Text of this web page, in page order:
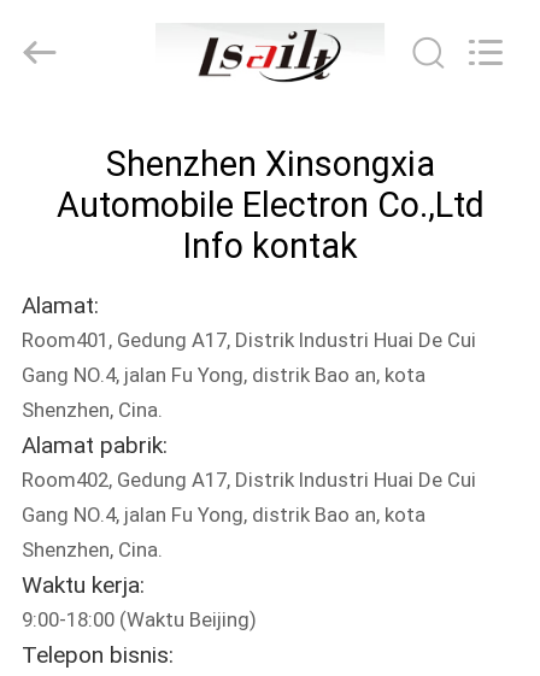
PRODUK
TENTANG
KAMI
TUR
PABRIK
KONTROL
KUALITAS
Electron
Co.,Ltd.
Shenzhen Xinsongxia
Automobile Electron Co.,Ltd
Info kontak
Alamat:
Room401, Gedung A17, Distrik Industri Huai De Cui
Gang NO.4, jalan Fu Yong, distrik Bao an, kota
Shenzhen, Cina.
Alamat pabrik:
Room402, Gedung A17, Distrik Industri Huai De Cui
Gang NO.4, jalan Fu Yong, distrik Bao an, kota
Shenzhen, Cina.
Waktu kerja:
9:00-18:00 (Waktu Beijing)
Telepon bisnis: